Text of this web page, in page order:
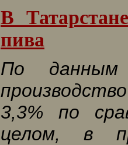
В
пива
По
3,3% по
целом, в